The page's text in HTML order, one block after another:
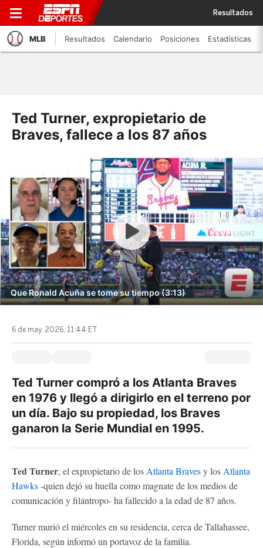
Resultados
MLB Resultados Calendario Posiciones Estadísticas
Ted Turner, expropietario de
Braves, fallece a los 87 años
Que Ronald Acuña se tome su tiempo (3:13)
6 de may, 2026, 11:44 ET
Ted Turner compró a los Atlanta Braves
en 1976 y llegó a dirigirlo en el terreno por
un día. Bajo su propiedad, los Braves
ganaron la Serie Mundial en 1995.
Ted Turner, el expropietario de los Atlanta Bravesy los Atlanta
Hawks-quien dejó su huella como magnate de los medios de
comunicación y filántropo- ha fallecido a la edad de 87 años.
Turner murió el miércoles en su residencia, cerca de Tallahassee,
Florida, según informó un portavoz de la familia.